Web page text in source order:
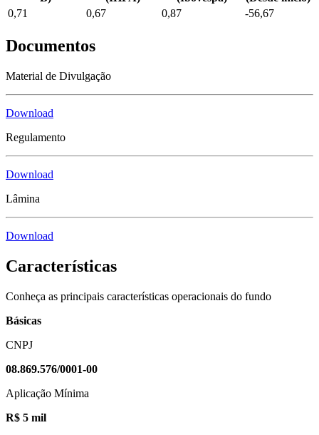
0,71
0,67 0,87 -56,67
Documentos
Material de Divulgação
Download
Regulamento
Download
Lâmina
Download
Características
Conheça as principais características operacionais do fundo
Básicas
CNPJ
08.869.576/0001-00
Aplicação Mínima
R$ 5 mil